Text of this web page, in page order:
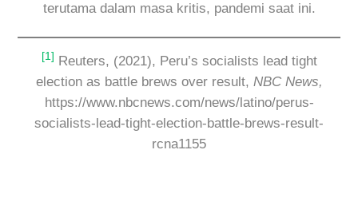
terutama dalam masa kritis, pandemi saat ini.
[1] Reuters, (2021), Peru’s socialists lead tight
election as battle brews over result, NBC News,
https://www.nbcnews.com/news/latino/perus-
socialists-lead-tight-election-battle-brews-result-
rcna1155